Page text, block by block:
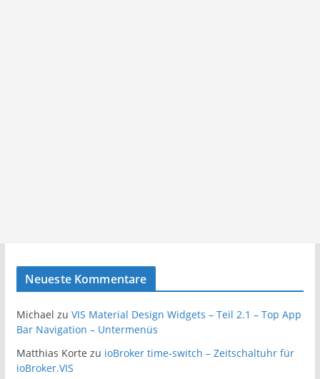
Neueste Kommentare
Michael zu VIS Material Design Widgets – Teil 2.1 – Top App
Bar Navigation – Untermenüs
Matthias Korte zu ioBroker time-switch – Zeitschaltuhr für
ioBroker.VIS